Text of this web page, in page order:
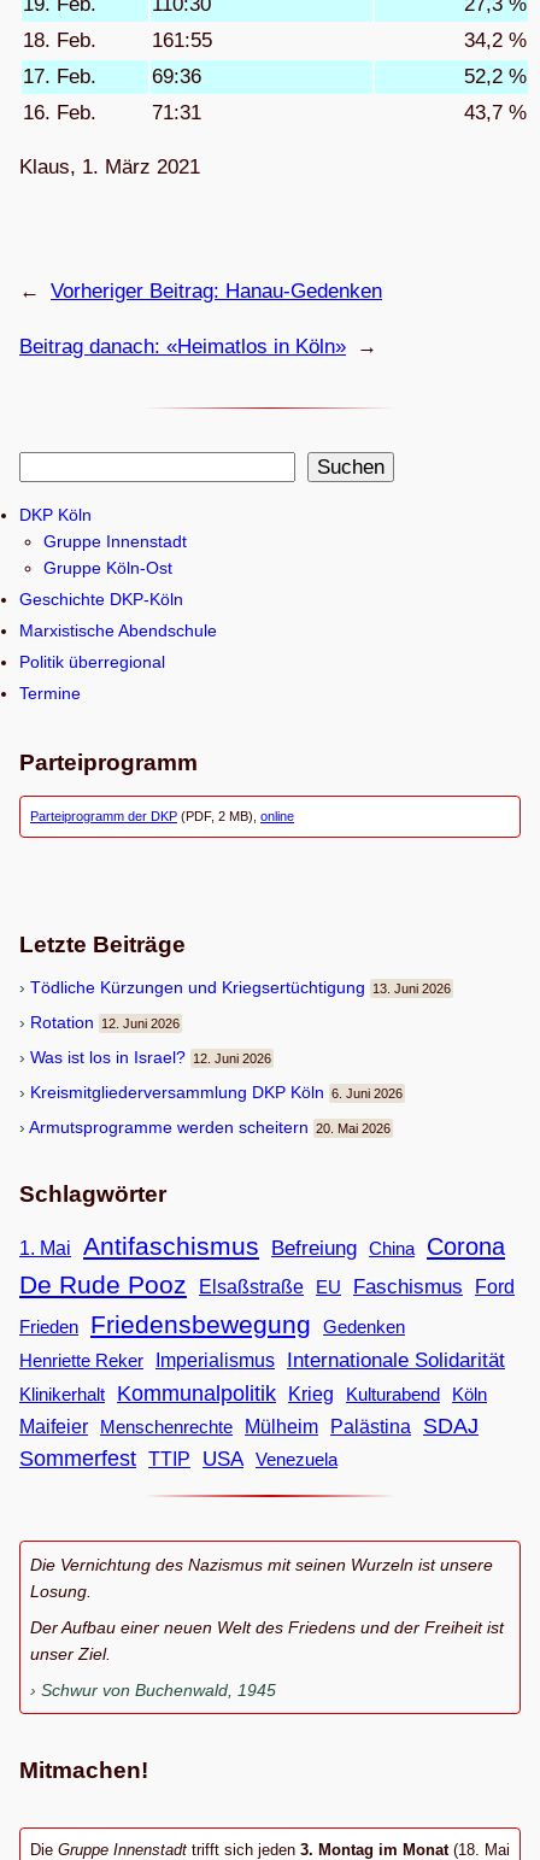
18. Feb.
161:55
34,2 %
17. Feb.
69:36
52,2 %
16. Feb.
71:31 43,7 %
Klaus, 1. März 2021
← Vorheriger Beitrag: Hanau-Geden­ken
Beitrag danach: «Hei­mat­los in Köln» →
h
e
n
Suchen
DKP Köln
Gruppe Innenstadt
Gruppe Köln-Ost
Geschichte DKP-Köln
Marxistische Abendschule
Politik überregional
Termine
Parteiprogramm
Parteiprogramm der DKP (PDF, 2 MB), online
Letzte Beiträge
Töd­li­che Kür­zun­gen und Kriegsertüchtigung 13. Juni 2026
Rota­tion 12. Juni 2026
Was ist los in Israel? 12. Juni 2026
Kreis­mit­glie­der­ver­samm­lung DKP Köln 6. Juni 2026
Armuts­pro­gramme wer­den scheitern 20. Mai 2026
Schlagwörter
1. Mai Antifaschismus Befreiung China Corona
De Rude Pooz Elsaßstraße EU Faschismus
Ford
Frieden
Friedensbewegung
Gedenken
Henriette Reker
Imperialismus Internationale Solidarität
Klinikerhalt Kommunalpolitik Krieg Kulturabend
Köln
Maifeier
Menschenrechte Mülheim Palästina
SDAJ
Sommerfest TTIP USA Venezuela
Die Vernichtung des Nazismus mit seinen Wurzeln ist unsere
Losung.
Der Aufbau einer neuen Welt des Friedens und der Freiheit ist
unser Ziel.
Schwur von Buchenwald, 1945
Mitmachen!
Die Gruppe Innenstadt trifft sich jeden 3. Montag im Monat (18. Mai